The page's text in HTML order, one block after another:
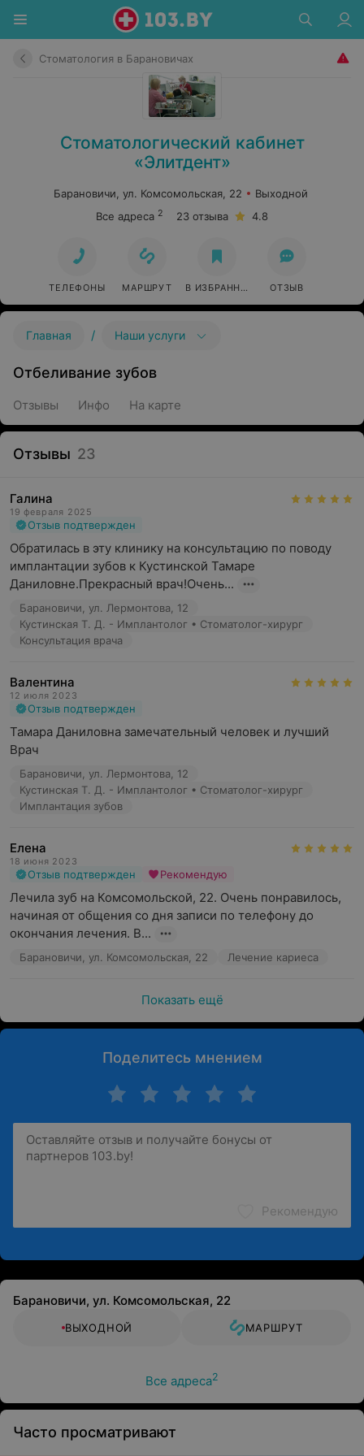
Стоматология в Барановичах
Стоматологический кабинет
«Элитдент»
Барановичи, ул. Комсомольская, 22
Выходной
Все адреса 2 23 отзыва 4.8
ТЕЛЕФОНЫ МАРШРУТ В ИЗБРАННОЕ ОТЗЫВ
Главная / Наши услуги
Отбеливание зубов
Отзывы Инфо На карте
Отзывы 23
Галина
19 февраля 2025
Отзыв подтвержден
Обратилась в эту клинику на консультацию по поводу
имплантации зубов к Кустинской Тамаре
Даниловне.Прекрасный врач!Очень...
Барановичи, ул. Лермонтова, 12
Кустинская Т. Д. - Имплантолог • Стоматолог-хирург
Консультация врача
Валентина
12 июля 2023
Отзыв подтвержден
Тамара Даниловна замечательный человек и лучший
Врач
Барановичи, ул. Лермонтова, 12
Кустинская Т. Д. - Имплантолог • Стоматолог-хирург
Имплантация зубов
Елена
18 июня 2023
Отзыв подтвержден Рекомендую
Лечила зуб на Комсомольской, 22. Очень понравилось,
начиная от общения со дня записи по телефону до
окончания лечения. В...
Барановичи, ул. Комсомольская, 22 Лечение кариеса
Показать ещё
Поделитесь мнением
Рекомендую
Барановичи, ул. Комсомольская, 22
ВЫХОДНОЙ МАРШРУТ
Все адреса2
Часто просматривают